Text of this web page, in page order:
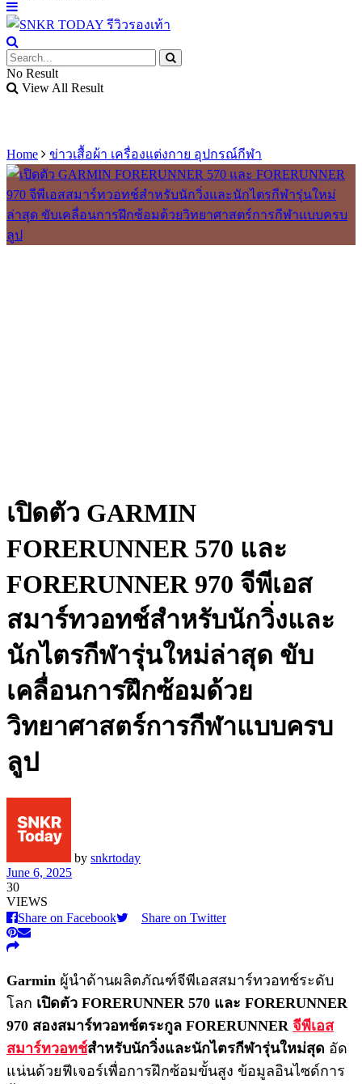
No Result
View All Result
Home ข่าวเสื้อผ้า เครื่องแต่งกาย อุปกรณ์กีฬา
เปิดตัว GARMIN
FORERUNNER 570 และ
FORERUNNER 970 จีพีเอส
สมาร์ทวอทช์สำหรับนักวิ่งและ
นักไตรกีฬารุ่นใหม่ล่าสุด ขับ
เคลื่อนการฝึกซ้อมด้วย
วิทยาศาสตร์การกีฬาแบบครบ
ลูป
by snkrtoday
June 6, 2025
30
VIEWS
Share on Facebook
Share on Twitter
Garmin ผู้นำด้านผลิตภัณฑ์จีพีเอสสมาร์ทวอทช์ระดับ
โลก เปิดตัว FORERUNNER 570 และ FORERUNNER
970 สองสมาร์ทวอทช์ตระกูล FORERUNNER จีพีเอส
สมาร์ทวอทช์สำหรับนักวิ่งและนักไตรกีฬารุ่นใหม่สุด อัด
แน่นด้วยฟีเจอร์เพื่อการฝึกซ้อมขั้นสูง ข้อมูลอินไซด์การ